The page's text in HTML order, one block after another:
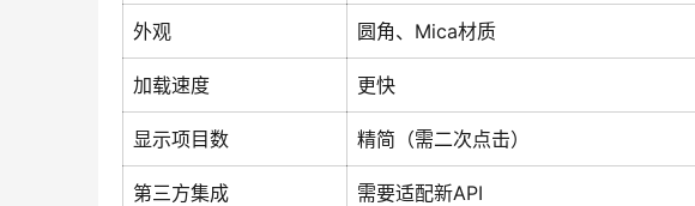
外观 圆角、Mica材质
加载速度 更快
显示项目数 精简（需二次点击）
第三方集成 需要适配新API